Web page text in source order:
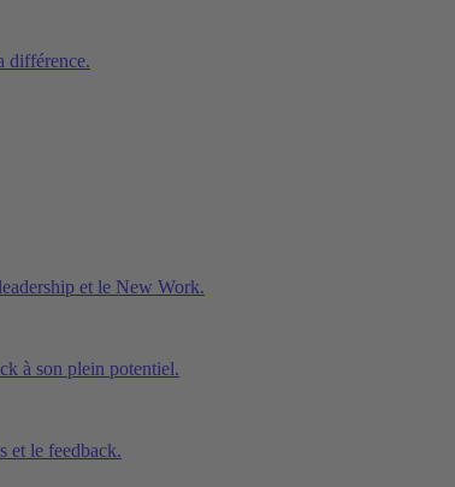
différence.
et le New Work.
à son plein potentiel.
et le feedback.